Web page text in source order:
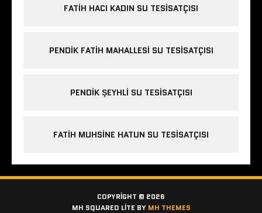
FATIH HACI KADIN SU TESISATÇISI
PENDIK FATIH MAHALLESI SU TESISATÇISI
PENDIK ŞEYHLI SU TESISATÇISI
FATIH MUHSINE HATUN SU TESISATÇISI
COPYRIGHT © 2026
MH SQUARED LITE BY MH THEMES